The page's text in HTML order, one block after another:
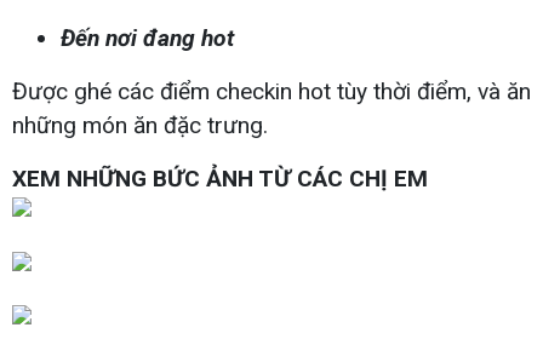
Đến nơi đang hot
Được ghé các điểm checkin hot tùy thời điểm, và ăn
những món ăn đặc trưng.
XEM NHỮNG BỨC ẢNH TỪ CÁC CHỊ EM